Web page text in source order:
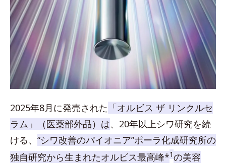
2025年8月に発売された 「オルビス ザ リンクルセ
ラム」（医薬部外品）は、20年以上シワ研究を続
ける、 “シワ改善のパイオニア”ポーラ化成研究所の
独自研究から生まれたオルビス最高峰*1の美容